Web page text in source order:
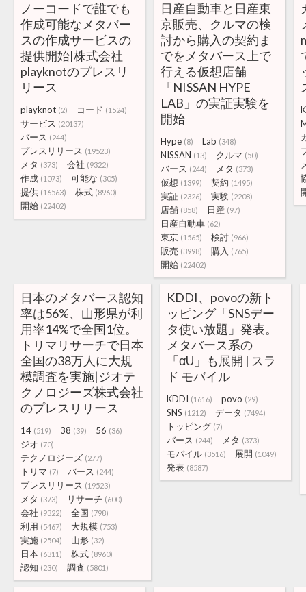
ノーコードで誰でも
作成可能なメタバー
スの作成サービスの
提供開始|株式会社
playknotのプレスリ
リース
playknot (2) コード (1524)
サービス (20137)
バース (244)
プレスリリース (19523)
メタ (373) 会社 (9322)
作成 (1073) 可能な (305)
提供 (16563) 株式 (8960)
開始 (22402)
日産自動車と日産東
京販売、クルマの検
討から購入の契約ま
でをメタバース上で
行える仮想店舗
「NISSAN HYPE
LAB」の実証実験を
開始
Hype (8) Lab (348)
NISSAN (13) クルマ (50)
バース (244) メタ (373)
仮想 (1399) 契約 (1495)
実証 (2326) 実験 (2208)
店舗 (858) 日産 (97)
日産自動車 (62)
東京 (1565) 検討 (966)
販売 (3998) 購入 (765)
開始 (22402)
日本のメタバース認知
率は56%、山形県が利
用率14%で全国1位。
トリマリサーチで日本
全国の38万人に大規
模調査を実施|ジオテ
クノロジーズ株式会社
のプレスリリース
14 (519) 38 (39) 56 (36)
ジオ (70)
テクノロジーズ (277)
トリマ (7) バース (244)
プレスリリース (19523)
メタ (373) リサーチ (600)
会社 (9322) 全国 (798)
利用 (5467) 大規模 (753)
実施 (2504) 山形 (32)
日本 (6311) 株式 (8960)
認知 (230) 調査 (5801)
KDDI、povoの新ト
ッピング「SNSデー
タ使い放題」発表。
メタバース系の
「αU」も展開 | スラ
ド モバイル
KDDI (1616) povo (29)
SNS (1212) データ (7494)
トッピング (7)
バース (244) メタ (373)
モバイル (3516) 展開 (1049)
発表 (8587)